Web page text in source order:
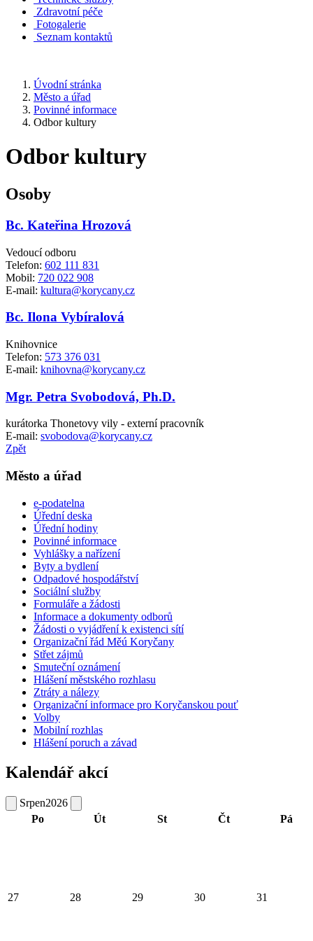
Zdravotní péče
Fotogalerie
Seznam kontaktů
Úvodní stránka
Město a úřad
Povinné informace
Odbor kultury
Odbor kultury
Osoby
Bc. Kateřina Hrozová
Vedoucí odboru
Telefon: 602 111 831
Mobil: 720 022 908
E-mail: kultura@korycany.cz
Bc. Ilona Vybíralová
Knihovnice
Telefon: 573 376 031
E-mail: knihovna@korycany.cz
Mgr. Petra Svobodová, Ph.D.
kurátorka Thonetovy vily - externí pracovník
E-mail: svobodova@korycany.cz
Zpět
Město a úřad
e-podatelna
Úřední deska
Úřední hodiny
Povinné informace
Vyhlášky a nařízení
Byty a bydlení
Odpadové hospodářství
Sociální služby
Formuláře a žádosti
Informace a dokumenty odborů
Žádosti o vyjádření k existenci sítí
Organizační řád Měú Koryčany
Střet zájmů
Smuteční oznámení
Hlášení městského rozhlasu
Ztráty a nálezy
Organizační informace pro Koryčanskou pouť
Volby
Mobilní rozhlas
Hlášení poruch a závad
Kalendář akcí
Srpen2026
Po
Út St Čt Pá
27 28 29 30 31